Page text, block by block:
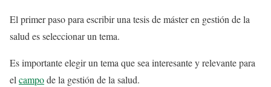
El primer paso para escribir una tesis de máster en gestión de la
salud es seleccionar un tema.
Es importante elegir un tema que sea interesante y relevante para
elcampode la gestión de la salud.